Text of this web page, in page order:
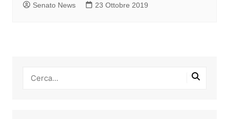
Senato News 23 Ottobre 2019